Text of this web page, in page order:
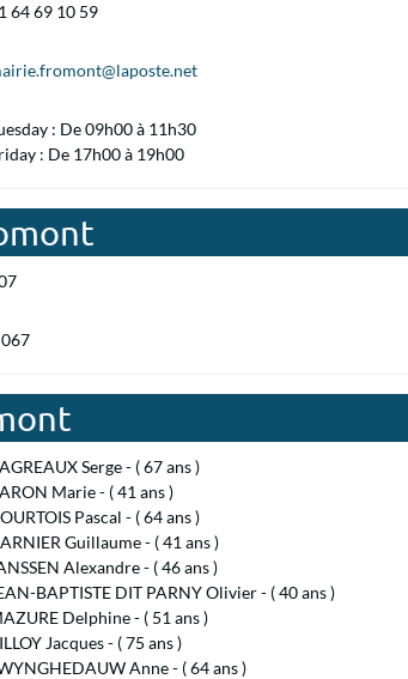
64 69 10 59
: De 09h00 à 11h30
: De 17h00 à 19h00
Serge - ( 67 ans )
Marie - ( 41 ans )
Pascal - ( 64 ans )
Guillaume - ( 41 ans )
Alexandre - ( 46 ans )
BAPTISTE DIT PARNY Olivier - ( 40 ans )
Delphine - ( 51 ans )
Jacques - ( 75 ans )
Anne - ( 64 ans )